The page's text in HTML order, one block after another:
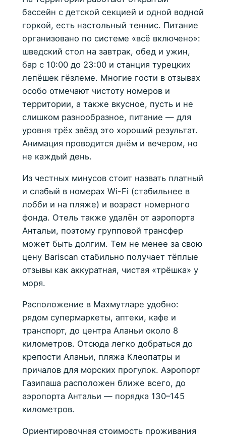
бассейн с детской секцией и одной водной
горкой, есть настольный теннис. Питание
организовано по системе «всё включено»:
шведский стол на завтрак, обед и ужин,
бар с 10:00 до 23:00 и станция турецких
лепёшек гёзлеме. Многие гости в отзывах
особо отмечают чистоту номеров и
территории, а также вкусное, пусть и не
слишком разнообразное, питание — для
уровня трёх звёзд это хороший результат.
Анимация проводится днём и вечером, но
не каждый день.
Из честных минусов стоит назвать платный
и слабый в номерах Wi-Fi (стабильнее в
лобби и на пляже) и возраст номерного
фонда. Отель также удалён от аэропорта
Антальи, поэтому групповой трансфер
может быть долгим. Тем не менее за свою
цену Bariscan стабильно получает тёплые
отзывы как аккуратная, чистая «трёшка» у
моря.
Расположение в Махмутларе удобно:
рядом супермаркеты, аптеки, кафе и
транспорт, до центра Аланьи около 8
километров. Отсюда легко добраться до
крепости Аланьи, пляжа Клеопатры и
причалов для морских прогулок. Аэропорт
Газипаша расположен ближе всего, до
аэропорта Антальи — порядка 130–145
километров.
Ориентировочная стоимость проживания